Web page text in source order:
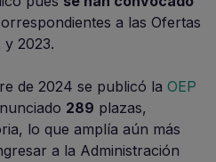
a las Ofertas
y 2023.
de 2024 se publicó la OEP
289 plazas,
lo que amplía aún más
a la Administración